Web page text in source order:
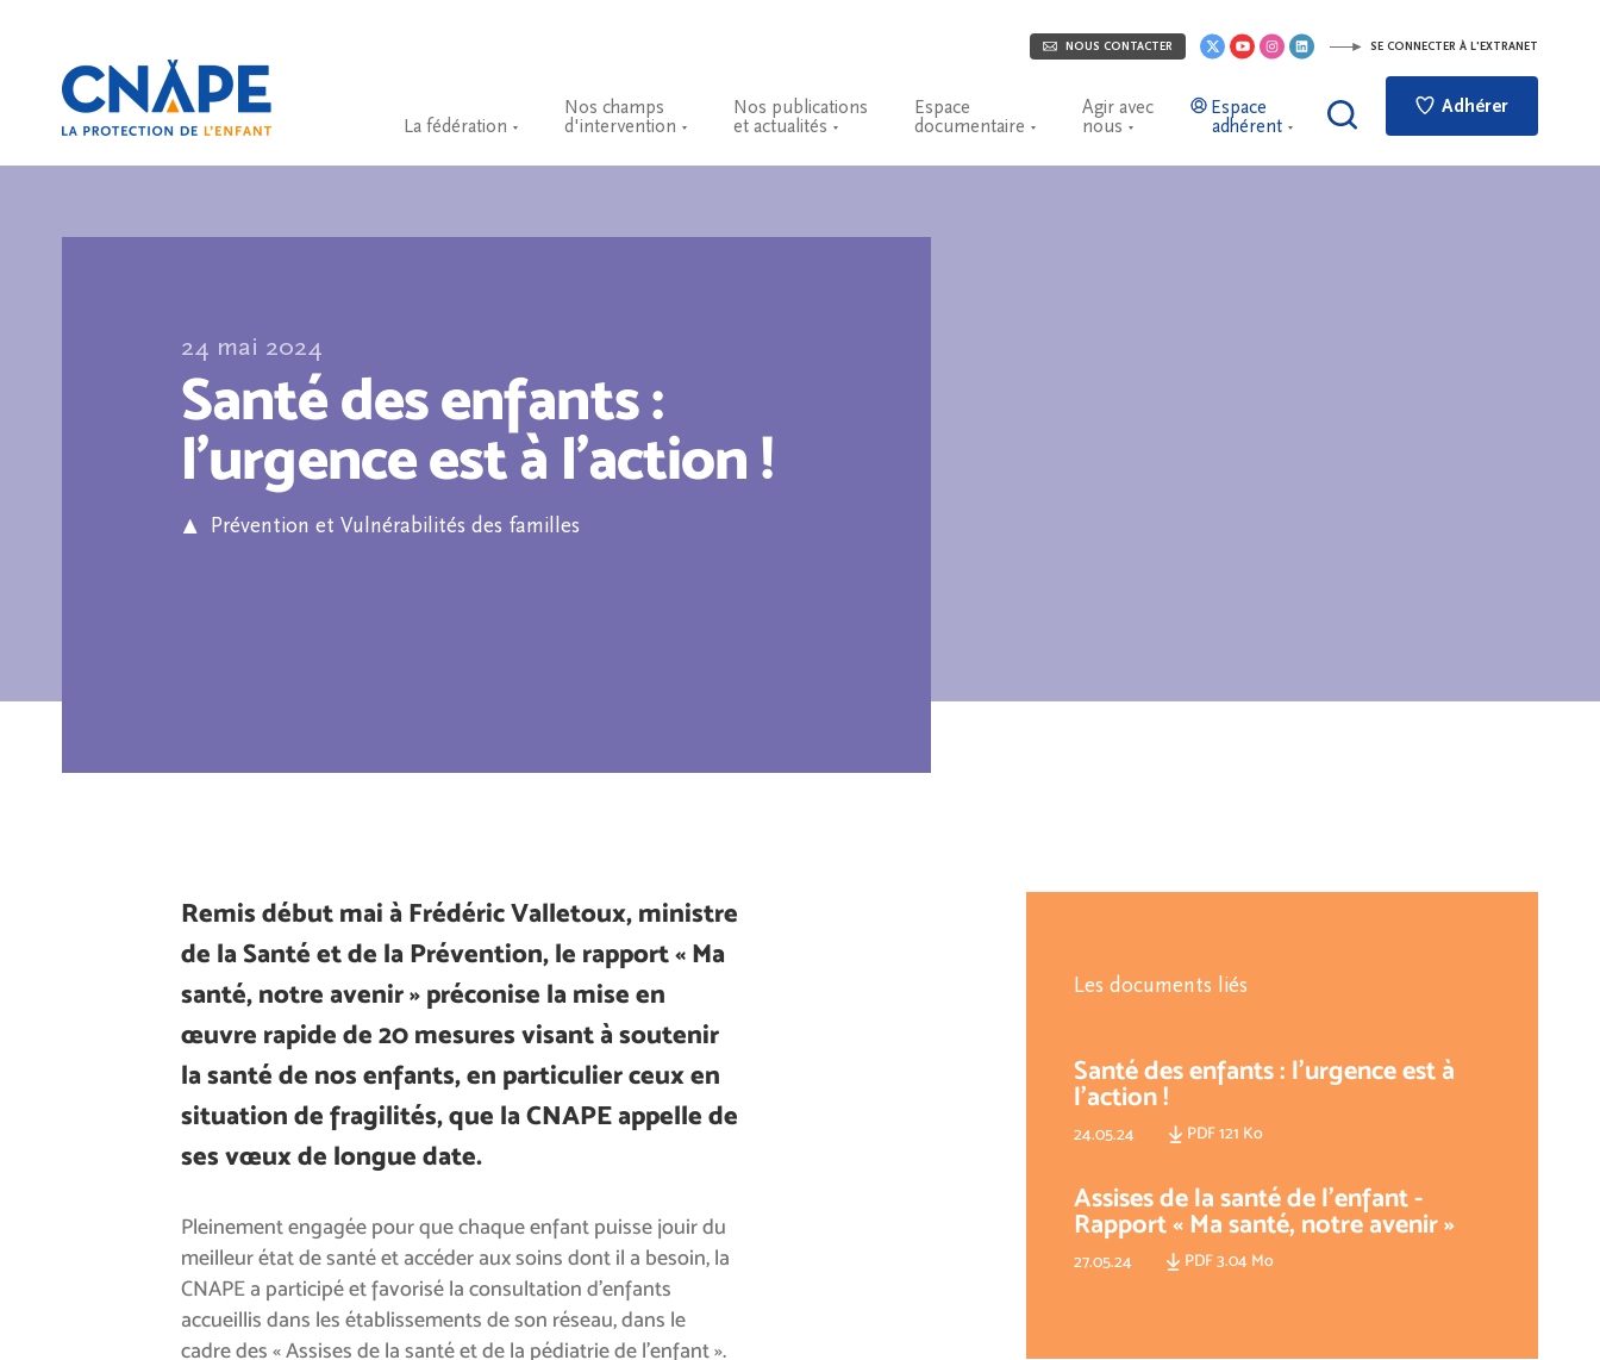
NOUS CONTACTER SE CONNECTER À L'EXTRANET
La fédération
Nos champs
d'intervention
Nos publications
et actualités
Espace
documentaire
Agir avec
nous
Espace
adhérent
Adhérer
24 mai 2024
Santé des enfants :
l’urgence est à l’action !
Prévention et Vulnérabilités des familles
Remis début mai à Frédéric Valletoux, ministre
de la Santé et de la Prévention, le rapport « Ma
santé, notre avenir » préconise la mise en
œuvre rapide de 20 mesures visant à soutenir
la santé de nos enfants, en particulier ceux en
situation de fragilités, que la CNAPE appelle de
ses vœux de longue date.
Pleinement engagée pour que chaque enfant puisse jouir du
meilleur état de santé et accéder aux soins dont il a besoin, la
CNAPE a participé et favorisé la consultation d’enfants
accueillis dans les établissements de son réseau, dans le
cadre des « Assises de la santé et de la pédiatrie de l’enfant ».
Les documents liés
Santé des enfants : l’urgence est à
l’action !
24.05.24 PDF 121 Ko
Assises de la santé de l’enfant -
Rapport « Ma santé, notre avenir »
27.05.24 PDF 3.04 Mo